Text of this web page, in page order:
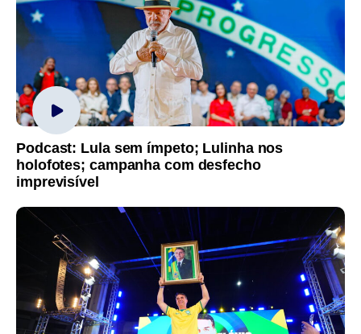
Podcast: Lula sem ímpeto; Lulinha nos
holofotes; campanha com desfecho
imprevisível